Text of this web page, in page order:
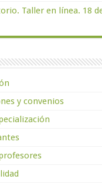
Taller en línea. 18
y convenios